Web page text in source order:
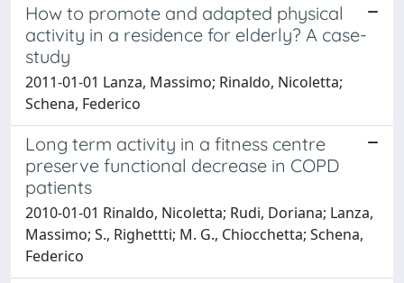
How to promote and adapted physical
activity in a residence for elderly? A case-
study
2011-01-01 Lanza, Massimo; Rinaldo, Nicoletta;
Schena, Federico
Long term activity in a fitness centre
preserve functional decrease in COPD
patients
2010-01-01 Rinaldo, Nicoletta; Rudi, Doriana; Lanza,
Massimo; S., Righettti; M. G., Chiocchetta; Schena,
Federico